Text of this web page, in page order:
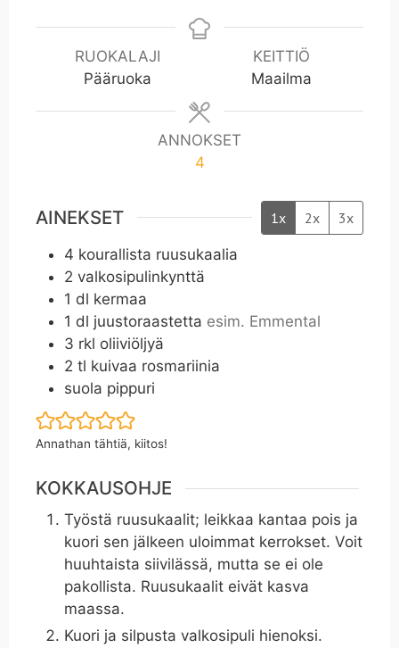
n
n
RUOKALAJI
Pääruoka
KEITTIÖ
Maailma
ANNOKSET
4
AINEKSET 1x 2x 3x
4 kourallista ruusukaalia
2 valkosipulinkynttä
1 dl kermaa
1 dl juustoraastetta esim. Emmental
3 rkl oliiviöljyä
2 tl kuivaa rosmariinia
suola pippuri
Annathan tähtiä, kiitos!
KOKKAUSOHJE
Työstä ruusukaalit; leikkaa kantaa pois ja
kuori sen jälkeen uloimmat kerrokset. Voit
huuhtaista siivilässä, mutta se ei ole
pakollista. Ruusukaalit eivät kasva
maassa.
Kuori ja silpusta valkosipuli hienoksi.